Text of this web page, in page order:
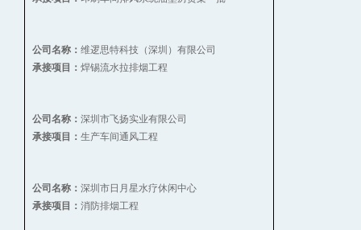
公司名称： 维逻思特科技（深圳）有限公司
承接项目： 焊锡流水拉排烟工程
公司名称： 深圳市飞扬实业有限公司
承接项目： 生产车间通风工程
公司名称： 深圳市日月星水疗休闲中心
承接项目： 消防排烟工程